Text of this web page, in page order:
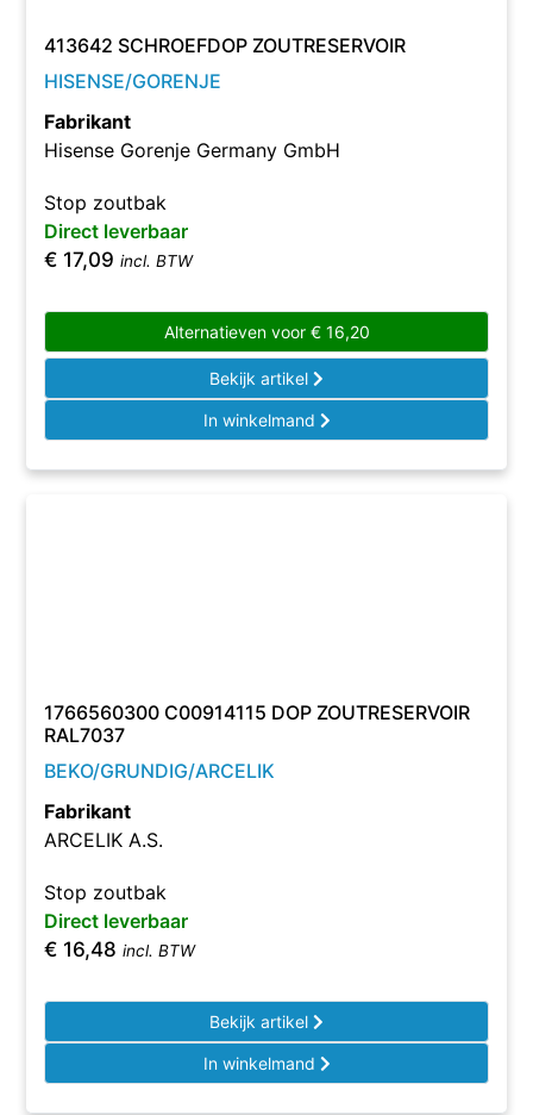
413642 SCHROEFDOP ZOUTRESERVOIR
HISENSE/GORENJE
Fabrikant
Hisense Gorenje Germany GmbH
Stop zoutbak
Direct leverbaar
€ 17,09 incl. BTW
Alternatieven voor €16,20
Bekijk artikel
In winkelmand
1766560300 C00914115 DOP ZOUTRESERVOIR
RAL7037
BEKO/GRUNDIG/ARCELIK
Fabrikant
ARCELIK A.S.
Stop zoutbak
Direct leverbaar
€ 16,48 incl. BTW
Bekijk artikel
In winkelmand